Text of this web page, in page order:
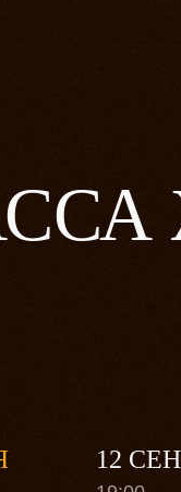
12 СЕН